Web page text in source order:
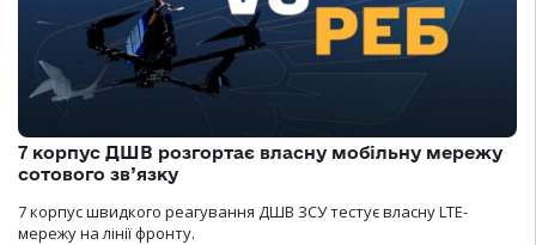
7 корпус ДШВ розгортає власну мобільну мережу
сотового зв’язку
7 корпус швидкого реагування ДШВ ЗСУ тестує власну LTE-
мережу на лінії фронту.